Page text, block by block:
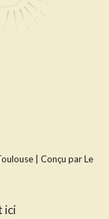
| Conçu par Le
ici